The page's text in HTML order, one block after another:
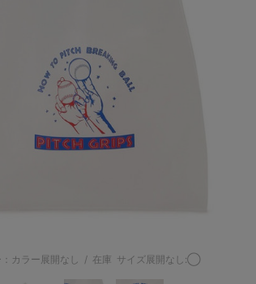
：カラー展開なし / 在庫 サイズ展開なし:◯